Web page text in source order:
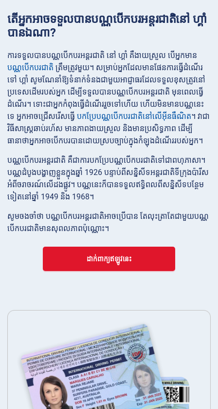
តើអ្នកអាចទទួលបានបណ្ណបើកបរអន្ដរជាតិនៅ ហ្គាំ
បានឯណា?
ការទទួលបានបណ្ណបើកបរអន្ដរជាតិ នៅ ហ្គាំ គឺងាយស្រួល បើអ្នកមាន
បណ្ណបើកបរជាតិ ត្រឹមត្រូវមួយ។ សម្រាប់អ្នកដែលមានផែនការធ្វើដំណើរ
ទៅ ហ្គាំ សូមណែនាំឱ្យទំនាក់ទំនងជាមួយអាជ្ញាធរដែលទទួលខុសត្រូវនៅ
ប្រទេសដើមរបស់អ្នក ដើម្បីទទួលបានបណ្ណបើកបរអន្ដរជាតិ មុនពេលធ្វើ
ដំណើរ។ ទោះជាអ្នកកំពុងធ្វើដំណើររួចទៅហើយ ហើយមិនមានបណ្ណនេះ
ទេ អ្នកអាចជ្រើសរើសធ្វើ បកប្រែបណ្ណបើកបរជាតិនៅលើអ៊ីនធឺណិត។ វាជា
វិធីសាស្រ្តឆាប់រហ័ស មានភាពងាយស្រួល និងមានប្រសិទ្ធភាព ដើម្បី
ធានាថាអ្នកអាចបើកបរបានដោយស្របច្បាប់ក្នុងកំឡុងដំណើររបស់អ្នក។
បណ្ណបើកបរអន្ដរជាតិ គឺជាការបកប្រែបណ្ណបើកបរជាតិទៅជាពហុភាសា។
បណ្ណដំបូងបង្ហាញខ្លួនក្នុងឆ្នាំ 1926 បន្ទាប់ពីសន្និសីទអន្ដរជាតិទីក្រុងប៉ារីស
អំពីចរាចរណ៍លើដងផ្លូវ។ បណ្ណនេះក៏បានទទួលឥទ្ធិពលពីសន្និសីទបន្ថែម
ទៀតនៅឆ្នាំ 1949 និង 1968។
សូមចងចាំថា បណ្ណបើកបរអន្ដរជាតិអាចប្រើបាន តែលុះត្រាតែជាមួយបណ្ណ
បើកបរជាតិមានសុពលភាពប៉ុណ្ណោះ។
ដាក់ពាក្យឥឡូវនេះ